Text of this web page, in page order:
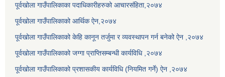
पूर्वखोला गाउँपालिकाका पदाधिकारीहरुको आचारसंहिता,२०७४
पूर्वखोला गाउँपालिकाको आर्थिक ऐन,२०७४
पूर्वखोला गाउँपालिकाको केहि कानून तर्जुमा र व्यवस्थापन गर्न बनेको ऐन ,२०७४
पूर्वखोला गाउँपालिकाको जग्गा प्राप्तिसम्बन्धी कार्यविधि ,२०७४
पूर्वखोला गाउँपालिकाको प्रशासकीय कार्यविधि (नियमित गर्ने) ऐन ,२०७४